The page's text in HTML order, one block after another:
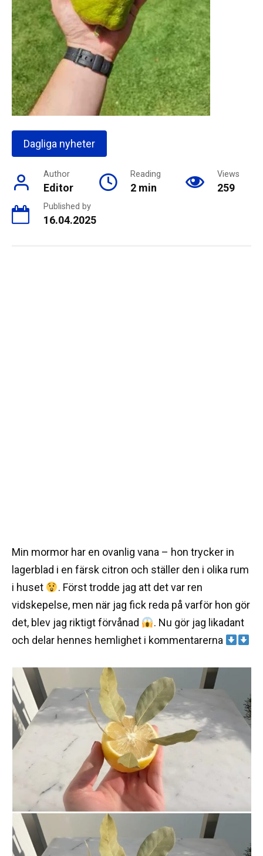
Dagliga nyheter
Author
Editor
Reading
2 min
Views
259
Published by
16.04.2025
Min mormor har en ovanlig vana – hon trycker in
lagerblad i en färsk citron och ställer den i olika rum
i huset
. Först trodde jag att det var ren
vidskepelse, men när jag fick reda på varför hon gör
det, blev jag riktigt förvånad
. Nu gör jag likadant
och delar hennes hemlighet i kommentarerna